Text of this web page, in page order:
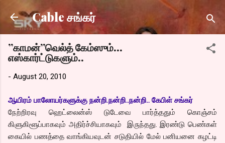
Skip to main content
Cable சங்கர்
”காமன்”வெல்த் கேம்ஸும்…
எஸ்கார்ட்டுகளும்..
- August 20, 2010
ஆயிரம் பாலோயர்களுக்கு நன்றி.நன்றி..நன்றி.. கேபிள் சங்கர்
நேற்றிரவு ஹெட்லைன்ஸ் டுடேவை பார்த்ததும் கொஞ்சம்
கிளுகிளூப்பாகவும் அதிர்ச்சியாகவும் இருந்தது. இரண்டு பெண்கள்
கையில் பணத்தை வாங்கியவுடன் சடுதியில் மேல் பனியனை கழட்டி